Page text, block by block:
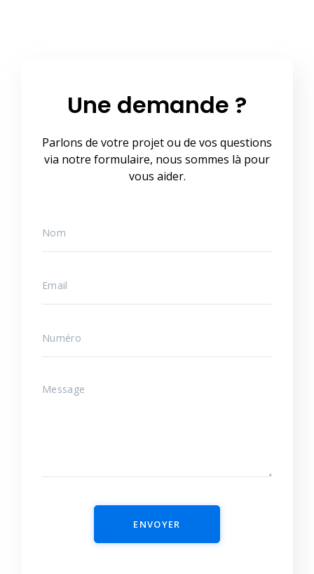
Une demande ?
Parlons de votre projet ou de vos questions
via notre formulaire, nous sommes là pour
vous aider.
ENVOYER